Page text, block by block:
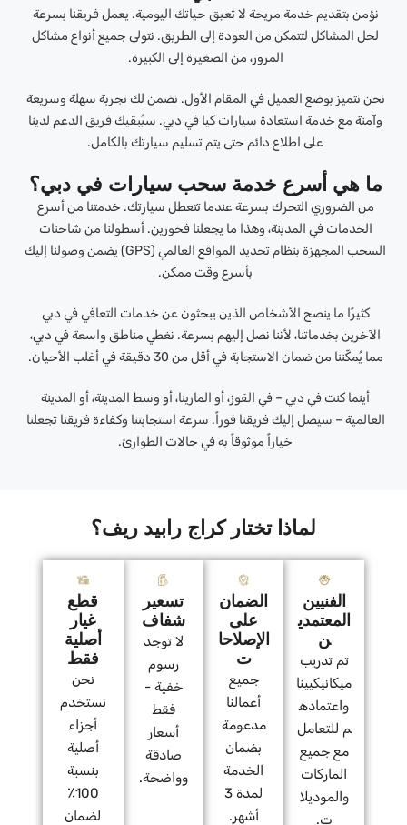
نؤمن بتقديم خدمة مريحة لا تعيق حياتك اليومية. يعمل فريقنا بسرعة
لحل المشاكل لتتمكن من العودة إلى الطريق. نتولى جميع أنواع مشاكل
المرور، من الصغيرة إلى الكبيرة.
نحن نتميز بوضع العميل في المقام الأول. نضمن لك تجربة سهلة وسريعة
وآمنة مع خدمة استعادة سيارات كيا في دبي. سيُبقيك فريق الدعم لدينا
على اطلاع دائم حتى يتم تسليم سيارتك بالكامل.
ما هي أسرع خدمة سحب سيارات في دبي؟
من الضروري التحرك بسرعة عندما تتعطل سيارتك. خدمتنا من أسرع
الخدمات في المدينة، وهذا ما يجعلنا فخورين. أسطولنا من شاحنات
السحب المجهزة بنظام تحديد المواقع العالمي (GPS) يضمن وصولنا إليك
بأسرع وقت ممكن.
كثيرًا ما ينصح الأشخاص الذين يبحثون عن خدمات التعافي في دبي
الآخرين بخدماتنا، لأننا نصل إليهم بسرعة. نغطي مناطق واسعة في دبي،
مما يُمكّننا من ضمان الاستجابة في أقل من 30 دقيقة في أغلب الأحيان.
أينما كنت في دبي – في القوز، أو المارينا، أو وسط المدينة، أو المدينة
العالمية – سيصل إليك فريقنا فوراً. سرعة استجابتنا وكفاءة فريقنا تجعلنا
خياراً موثوقاً به في حالات الطوارئ.
لماذا تختار كراج رابيد ريف؟
الفنيين
المعتمدي
ن
تم تدريب
ميكانيكيينا
واعتماده
م للتعامل
مع جميع
الماركات
والموديلا
ت.
الضمان
على
الإصلاحا
ت
جميع
أعمالنا
مدعومة
بضمان
الخدمة
لمدة 3
أشهر.
تسعير
شفاف
لا توجد
رسوم
خفية -
فقط
أسعار
صادقة
وواضحة.
قطع
غيار
أصلية
فقط
نحن
نستخدم
أجزاء
أصلية
بنسبة
100٪
لضمان